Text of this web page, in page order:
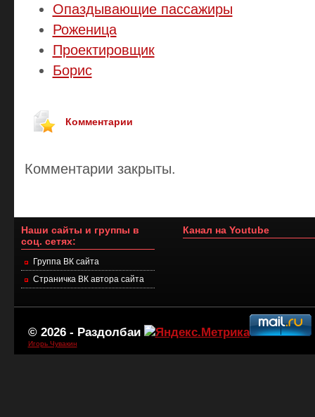
Опаздывающие пассажиры
Роженица
Проектировщик
Борис
Комментарии
Комментарии закрыты.
Наши сайты и группы в
соц. сетях:
Группа ВК сайта
Страничка ВК автора сайта
Канал на Youtube
© 2026 - Раздолбаи
Игорь Чувакин